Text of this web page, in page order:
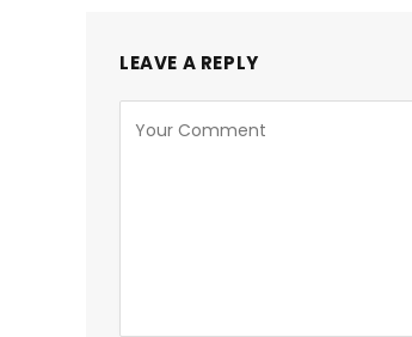
LEAVE A REPLY